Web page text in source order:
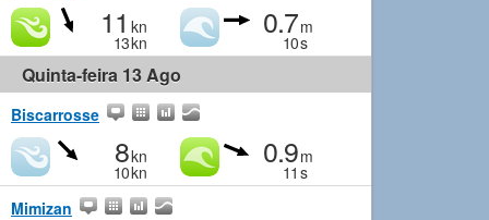
11 kn
13kn
0.7m
10s
Quinta-feira 13 Ago
Biscarrosse
8kn
10kn
0.9m
11 s
Mimizan